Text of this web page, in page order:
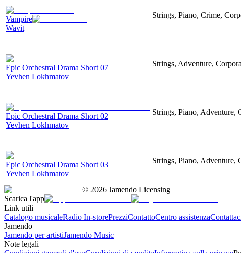
Vampire
Wavit
Strings, Piano, Crime,
Epic Orchestral Drama Short 07
Yevhen Lokhmatov
Strings, Adventure,
Epic Orchestral Drama Short 02
Yevhen Lokhmatov
Strings, Piano, Adventure,
Epic Orchestral Drama Short 03
Yevhen Lokhmatov
Strings, Piano, Adventure,
© 2026 Jamendo Licensing
Scarica l'app
Link utili
Catalogo musicaleRadio In-storePrezziContattoCentro assistenza
Jamendo
Jamendo per artistiJamendo Music
Note legali